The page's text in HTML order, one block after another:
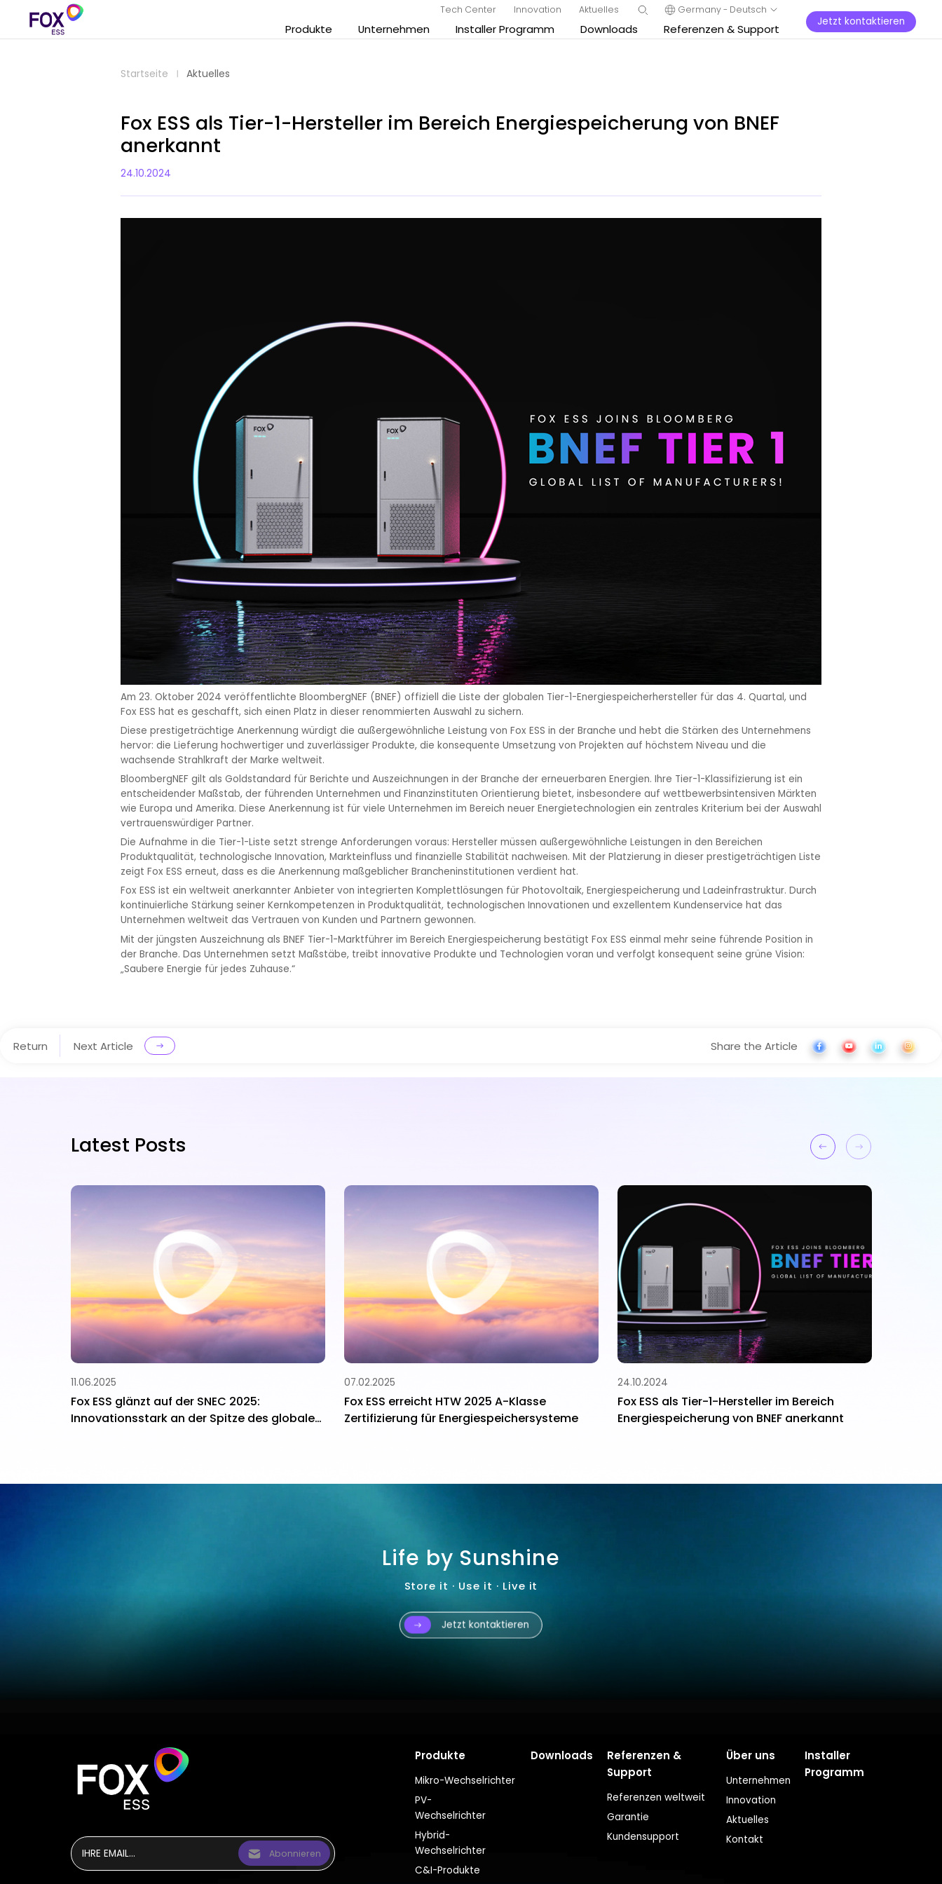
Tech Center Innovation Aktuelles Germany - Deutsch
Produkte Unternehmen Installer Programm Downloads Referenzen & Support
Jetzt kontaktieren
Startseite Aktuelles
Fox ESS als Tier-1-Hersteller im Bereich Energiespeicherung von BNEF
anerkannt
24.10.2024
Am 23. Oktober 2024 veröffentlichte BloombergNEF (BNEF) offiziell die Liste der globalen Tier-1-Energiespeicherhersteller für das 4. Quartal, und
Fox ESS hat es geschafft, sich einen Platz in dieser renommierten Auswahl zu sichern.
Diese prestigeträchtige Anerkennung würdigt die außergewöhnliche Leistung von Fox ESS in der Branche und hebt die Stärken des Unternehmens
hervor: die Lieferung hochwertiger und zuverlässiger Produkte, die konsequente Umsetzung von Projekten auf höchstem Niveau und die
wachsende Strahlkraft der Marke weltweit.
BloombergNEF gilt als Goldstandard für Berichte und Auszeichnungen in der Branche der erneuerbaren Energien. Ihre Tier-1-Klassifizierung ist ein
entscheidender Maßstab, der führenden Unternehmen und Finanzinstituten Orientierung bietet, insbesondere auf wettbewerbsintensiven Märkten
wie Europa und Amerika. Diese Anerkennung ist für viele Unternehmen im Bereich neuer Energietechnologien ein zentrales Kriterium bei der Auswahl
vertrauenswürdiger Partner.
Die Aufnahme in die Tier-1-Liste setzt strenge Anforderungen voraus: Hersteller müssen außergewöhnliche Leistungen in den Bereichen
Produktqualität, technologische Innovation, Markteinfluss und finanzielle Stabilität nachweisen. Mit der Platzierung in dieser prestigeträchtigen Liste
zeigt Fox ESS erneut, dass es die Anerkennung maßgeblicher Brancheninstitutionen verdient hat.
Fox ESS ist ein weltweit anerkannter Anbieter von integrierten Komplettlösungen für Photovoltaik, Energiespeicherung und Ladeinfrastruktur. Durch
kontinuierliche Stärkung seiner Kernkompetenzen in Produktqualität, technologischen Innovationen und exzellentem Kundenservice hat das
Unternehmen weltweit das Vertrauen von Kunden und Partnern gewonnen.
Mit der jüngsten Auszeichnung als BNEF Tier-1-Marktführer im Bereich Energiespeicherung bestätigt Fox ESS einmal mehr seine führende Position in
der Branche. Das Unternehmen setzt Maßstäbe, treibt innovative Produkte und Technologien voran und verfolgt konsequent seine grüne Vision:
„Saubere Energie für jedes Zuhause.“
Return Next Article Share the Article
Latest Posts
11.06.2025
Fox ESS glänzt auf der SNEC 2025:
Innovationsstark an der Spitze des globalen
07.02.2025
Fox ESS erreicht HTW 2025 A-Klasse
Zertifizierung für Energiespeichersysteme
24.10.2024
Fox ESS als Tier-1-Hersteller im Bereich
Energiespeicherung von BNEF anerkannt
Life by Sunshine
Store it · Use it · Live it
Jetzt kontaktieren
Abonnieren
Produkte
Mikro-Wechselrichter
PV-
Wechselrichter
Hybrid-
Wechselrichter
C&I-Produkte
Downloads
Referenzen &
Support
Referenzen weltweit
Garantie
Kundensupport
Über uns
Unternehmen
Innovation
Aktuelles
Kontakt
Installer
Programm